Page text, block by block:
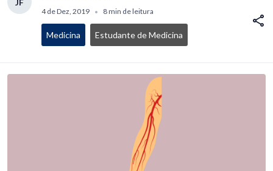
4 de Dez, 2019 • 8 min de leitura
Medicina Estudante de Medicina